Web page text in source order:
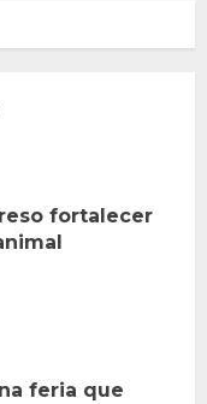
fortalecer
feria que